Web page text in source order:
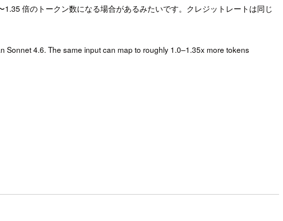
倍のトークン数になる場合があるみたいです。クレジットレートは同じ
4.6. The same input can map to roughly 1.0–1.35x more tokens